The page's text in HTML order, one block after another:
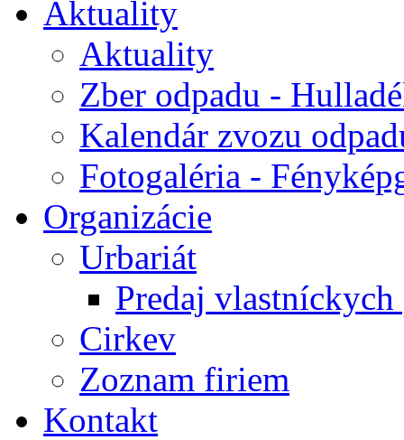
Aktuality
Aktuality
Zber odpadu -
Kalendár zvozu
Fotogaléria -
Organizácie
Urbariát
Predaj
Cirkev
Zoznam firiem
Kontakt